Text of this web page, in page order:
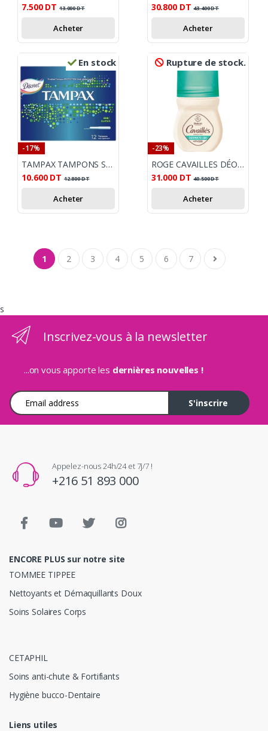
7.500 DT 13.000DT
Acheter
30.800 DT 43.400DT
Acheter
En stock
-17%
TAMPAX TAMPONS SUPER 12PIECES
10.600 DT 12.800DT
Acheter
Rupture de stock.
-23%
ROGE CAVAILLES DÉO SOIN DERMATO ROLL-ON 50 ML
31.000 DT 40.500DT
Acheter
1 2 3 4 5 6 7
s
Inscrivez-vous à la newsletter
...on vous apporte les dernières nouvelles !
Adresse e-mail
S'inscrire
Appelez-nous 24h/24 et 7j/7 !
+216 51 893 000
ENCORE PLUS sur notre site
TOMMEE TIPPEE
Nettoyants et Démaquillants Doux
Soins Solaires Corps
CETAPHIL
Soins anti-chute & Fortifiants
Hygiène bucco-Dentaire
Liens utiles